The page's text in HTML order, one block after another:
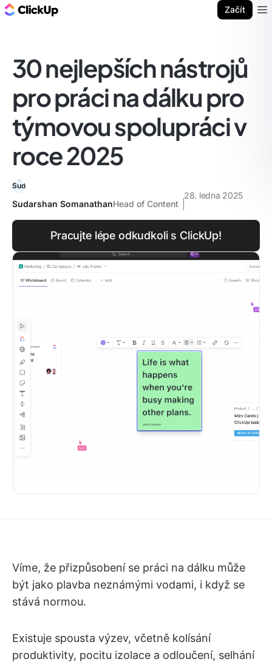
Začít
30 nejlepších nástrojů
pro práci na dálku pro
týmovou spolupráci v
roce 2025
Sudarshan SomanathanHead of Content
28. ledna 2025
Pracujte lépe odkudkoli s ClickUp!
Víme, že přizpůsobení se práci na dálku může
být jako plavba neznámými vodami, i když se
stává normou.
Existuje spousta výzev, včetně kolísání
produktivity, pocitu izolace a odloučení, selhání